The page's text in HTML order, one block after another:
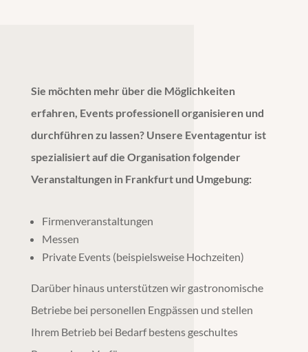
Sie möchten mehr über die Möglichkeiten
erfahren, Events professionell organisieren und
durchführen zu lassen? Unsere Eventagenturist
spezialisiert auf die Organisation folgender
Veranstaltungen in Frankfurtund Umgebung:
Firmenveranstaltungen
Messen
Private Events (beispielsweise Hochzeiten)
Darüber hinaus unterstützen wir gastronomische
Betriebe bei personellen Engpässen und stellen
Ihrem Betrieb bei Bedarf bestens geschultes